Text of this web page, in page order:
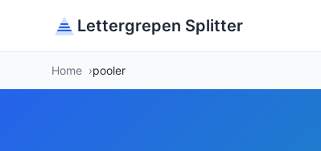
Lettergrepen Splitter
Home pooler